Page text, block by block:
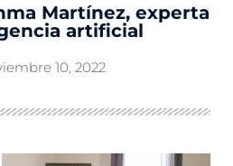
Martínez, experta
artificial
10, 2022